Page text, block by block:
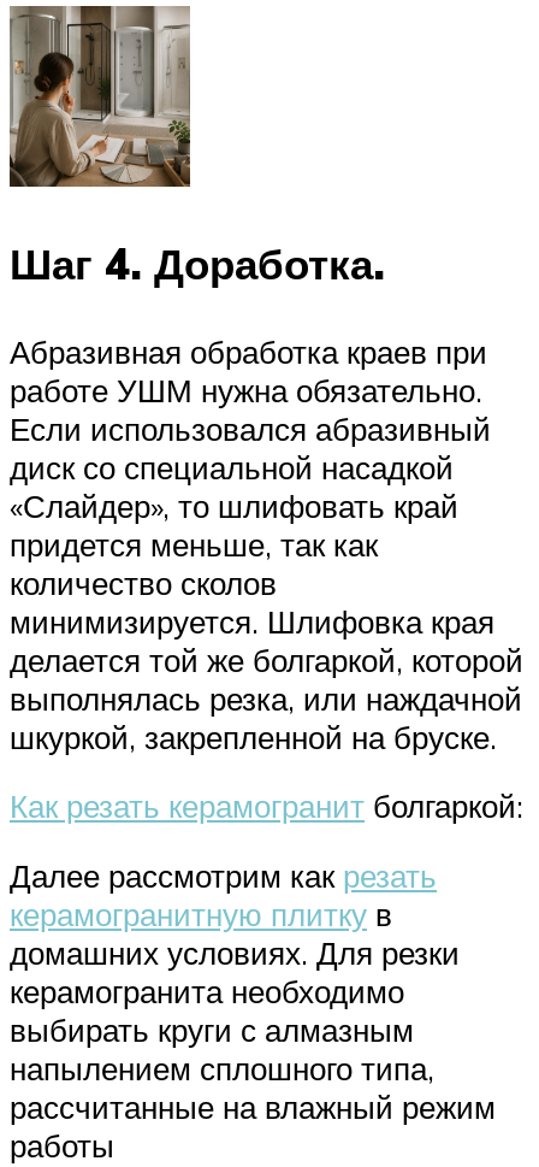
Шаг 4. Доработка.
Абразивная обработка краев при
работе УШМ нужна обязательно.
Если использовался абразивный
диск со специальной насадкой
«Слайдер», то шлифовать край
придется меньше, так как
количество сколов
минимизируется. Шлифовка края
делается той же болгаркой, которой
выполнялась резка, или наждачной
шкуркой, закрепленной на бруске.
Как резать керамогранит болгаркой:
Далее рассмотрим как резать
керамогранитную плитку в
домашних условиях. Для резки
керамогранита необходимо
выбирать круги с алмазным
напылением сплошного типа,
рассчитанные на влажный режим
работы